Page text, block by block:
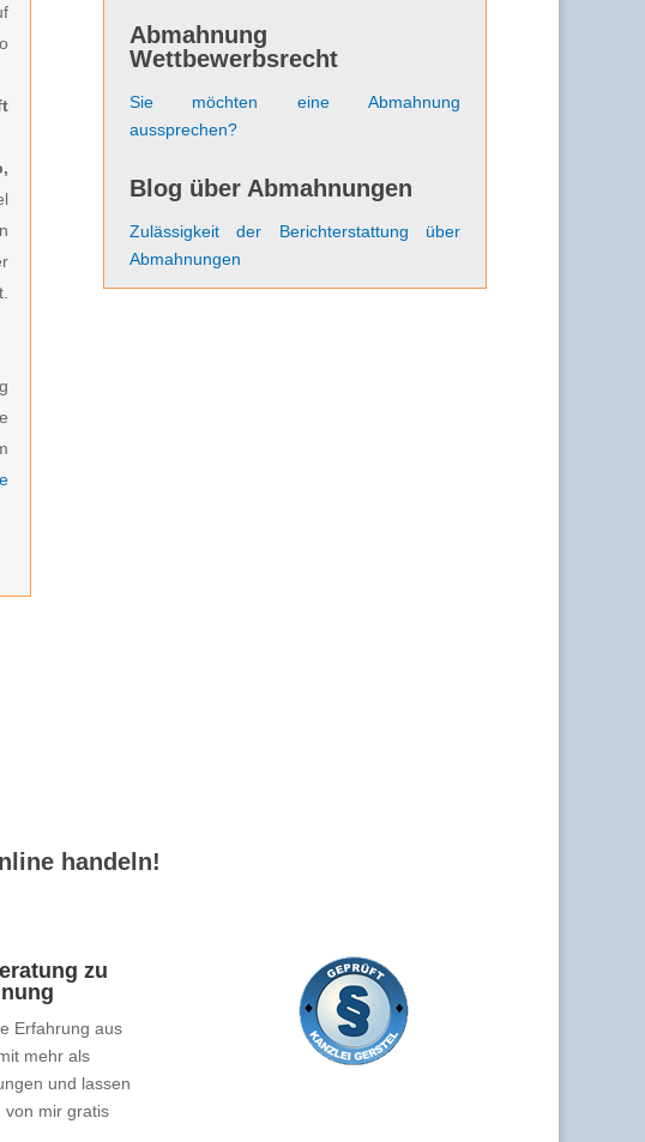
Abmahnung
Wettbewerbsrecht
Sie möchten eine Abmahnung
aussprechen?
Blog über Abmahnungen
Zulässigkeit der Berichterstattung über
Abmahnungen
handeln!
zu
Erfahrung aus
mehr als
und lassen
von mir gratis